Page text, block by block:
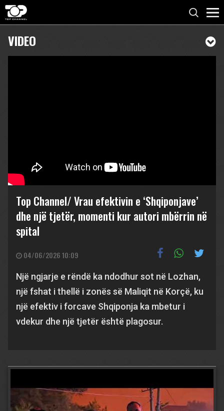
VIDEO
Top Channel/ Vrau efektivin e ‘Shqiponjave’
dhe një tjetër, momenti kur autori mbërrin në
spital
04/06/2026 10:09
Një ngjarje e rëndë ka ndodhur sot në Lozhan,
një fshat i thellë i zonës së Maliqit në Korçë, ku
një efektiv i forcave Shqiponja ka mbetur i
vdekur dhe një tjetër është plagosur.